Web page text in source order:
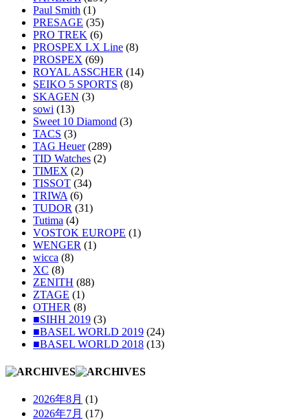
Paul Smith (1)
PRESAGE (35)
PRO TREK (6)
PROSPEX LX Line (8)
PROSPEX (69)
ROYAL ASSCHER (14)
SEIKO 5 SPORTS (8)
SKAGEN (3)
sowi (13)
Sweet 10 Diamond (3)
TACS (3)
TAG Heuer(289)
TID Watches (2)
TIMEX (2)
TISSOT (34)
TRIWA (6)
TUDOR (31)
Tutima (4)
VOSTOK EUROPE (1)
WENGER (1)
wicca (8)
XC (8)
ZENITH (88)
ZTAGE (1)
OTHER (8)
■SIHH 2019 (3)
■BASEL WORLD 2019 (24)
■BASEL WORLD 2018 (13)
2026年8月 (1)
2026年7月 (17)